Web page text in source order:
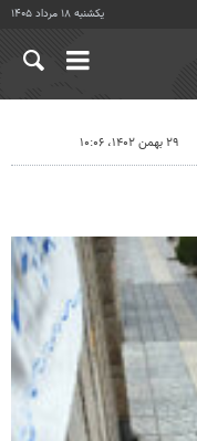
یکشنبه ۱۸ مرداد ۱۴۰۵
۲۹ بهمن ۱۴۰۲، ۱۰:۰۶